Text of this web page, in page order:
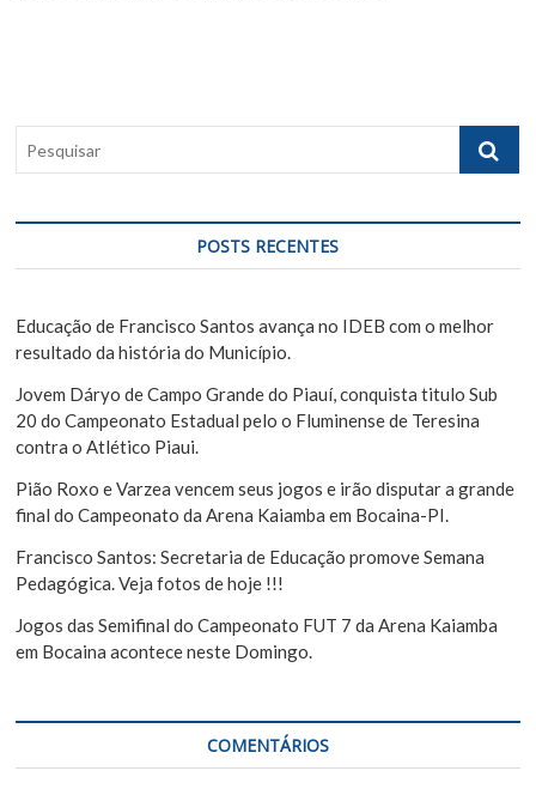
ã
o
P
o
s
t
t
:
:
q
i
a
POSTS RECENTES
Educação de Francisco Santos avança no IDEB com o melhor
resultado da história do Município.
Jovem Dáryo de Campo Grande do Piauí, conquista titulo Sub
20 do Campeonato Estadual pelo o Fluminense de Teresina
contra o Atlético Piaui.
Pião Roxo e Varzea vencem seus jogos e irão disputar a grande
final do Campeonato da Arena Kaiamba em Bocaina-PI.
Francisco Santos: Secretaria de Educação promove Semana
Pedagógica. Veja fotos de hoje !!!
Jogos das Semifinal do Campeonato FUT 7 da Arena Kaiamba
em Bocaina acontece neste Domingo.
COMENTÁRIOS